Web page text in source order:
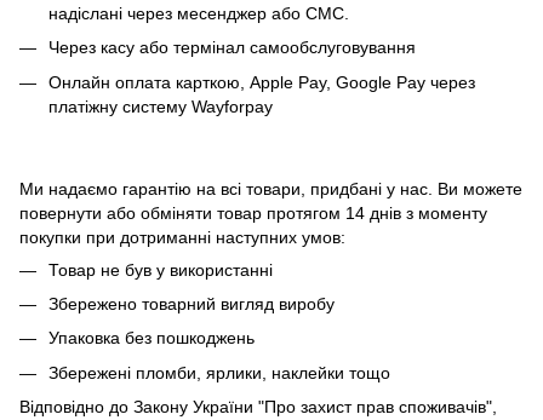
надіслані через месенджер або СМС.
Через касу або термінал самообслуговування
Онлайн оплата карткою, Apple Pay, Google Pay через
платіжну систему Wayforpay
Ми надаємо гарантію на всі товари, придбані у нас. Ви можете
повернути або обміняти товар протягом 14 днів з моменту
покупки при дотриманні наступних умов:
Товар не був у використанні
Збережено товарний вигляд виробу
Упаковка без пошкоджень
Збережені пломби, ярлики, наклейки тощо
Відповідно до Закону України "Про захист прав споживачів",